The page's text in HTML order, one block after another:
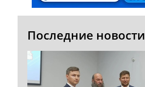
Последние новости